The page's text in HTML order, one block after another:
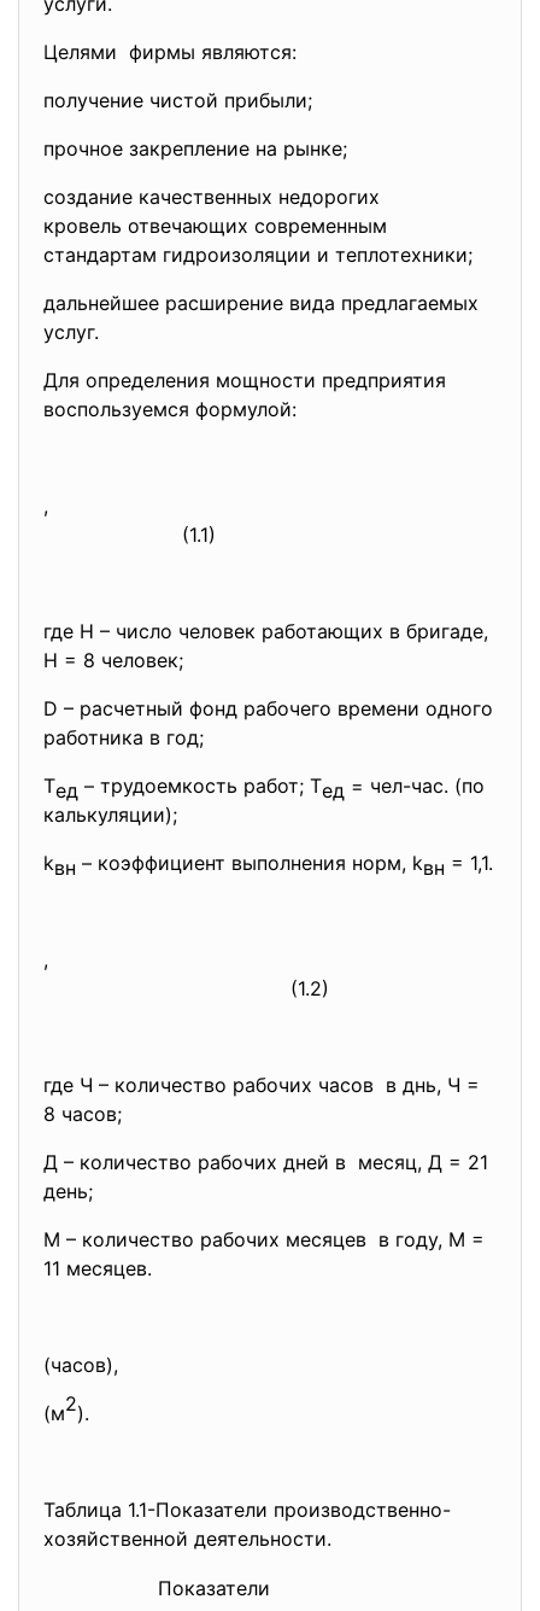
Целями фирмы являются:
получение чистой прибыли;
прочное закрепление на рынке;
создание качественных недорогих
кровель отвечающих современным
стандартам гидроизоляции и теплотехники;
дальнейшее расширение вида предлагаемых
услуг.
Для определения мощности предприятия
воспользуемся формулой:
,
(1.1)
где H – число человек работающих в бригаде,
Н = 8 человек;
D – расчетный фонд рабочего времени одного
работника в год;
Tед – трудоемкость работ; Tед = чел-час. (по
калькуляции);
kвн – коэффициент выполнения норм, kвн = 1,1.
,
(1.2)
где Ч – количество рабочих часов в днь, Ч =
8 часов;
Д – количество рабочих дней в месяц, Д = 21
день;
М – количество рабочих месяцев в году, М =
11 месяцев.
(часов),
(м2).
Таблица 1.1-Показатели производственно-
хозяйственной деятельности.
Показатели